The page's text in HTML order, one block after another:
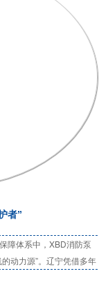
者”
障体系中，XBD消防泵
动力源”。辽宁凭借多年